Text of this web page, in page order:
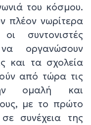
του κόσμου.
πλέον νωρίτερα
συντονιστές
οργανώσουν
και τα σχολεία
από τώρα τις
ομαλή και
με το πρώτο
συνέχεια της